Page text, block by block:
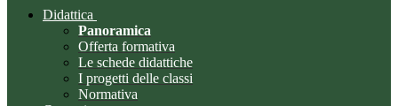
Didattica
Panoramica
Offerta formativa
Le schede didattiche
I progetti delle classi
Normativa